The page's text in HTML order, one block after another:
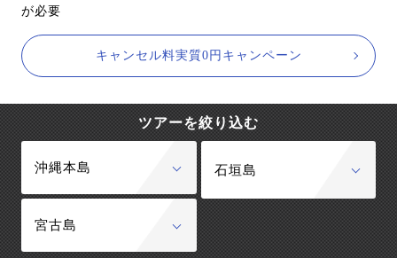
が必要
キャンセル料実質0円キャンペーン
ツアーを絞り込む
沖縄本島 石垣島
宮古島